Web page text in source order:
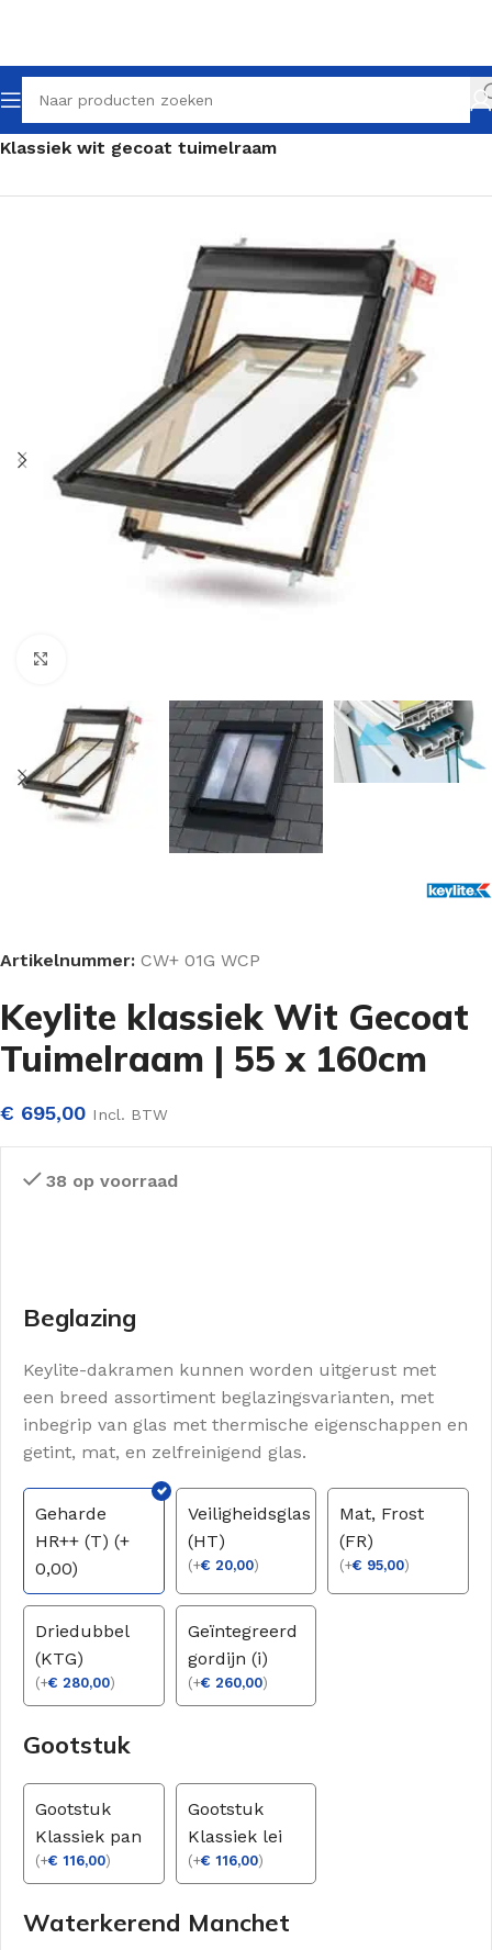
Home Klassieke dakramen Klassieke tuimelramen
Klassiek wit gecoat tuimelraam
Artikelnummer: CW+ 01G WCP
Keylite klassiek Wit Gecoat
Tuimelraam | 55 x 160cm
€ 695,00 Incl. BTW
38 op voorraad
Beglazing
Keylite-dakramen kunnen worden uitgerust met
een breed assortiment beglazingsvarianten, met
inbegrip van glas met thermische eigenschappen en
getint, mat, en zelfreinigend glas.
Geharde
HR++ (T) (+
0,00)
Veiligheidsglas
(HT)
(+€ 20,00)
Mat, Frost
(FR)
(+€ 95,00)
Driedubbel
(KTG)
(+€ 280,00)
Geïntegreerd
gordijn (i)
(+€ 260,00)
Gootstuk
Gootstuk
Klassiek pan
(+€ 116,00)
Gootstuk
Klassiek lei
(+€ 116,00)
Waterkerend Manchet